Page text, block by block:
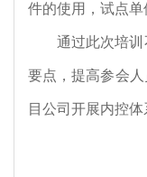
件的使用，试点单
通过此次培
要点，提高参会
目公司开展内控体